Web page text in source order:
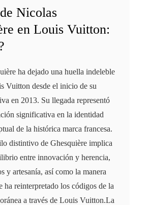
Nicolas
en Louis Vuitton:
ha dejado una huella indeleble
Vuitton desde el inicio de su
en 2013. Su llegada representó
significativa en la identidad
de la histórica marca francesa.
distintivo de Ghesquière implica
entre innovación y herencia,
y artesanía, así como la manera
ha reinterpretado los códigos de la
a través de Louis Vuitton.La